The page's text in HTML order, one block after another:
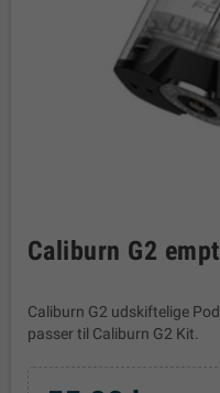
Caliburn G2
Caliburn G2 udskiftelige
passer til Caliburn G2 Kit.